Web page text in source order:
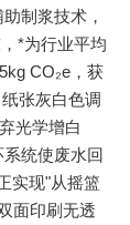
制浆技术，
*为行业平均
CO₂e，获
张灰白色调
光学增白
统使废水回
实现"从摇篮
面印刷无透